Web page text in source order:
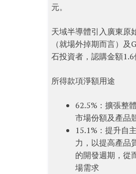
元。
天域半導體引入廣東原
（就場外掉期而言）
石投資者，認購金額1.6
所得款項淨額用途
62.5%：擴張整
市場份額及產品
15.1%：提升自
力，以提高產品
的開發週期，從
場需求